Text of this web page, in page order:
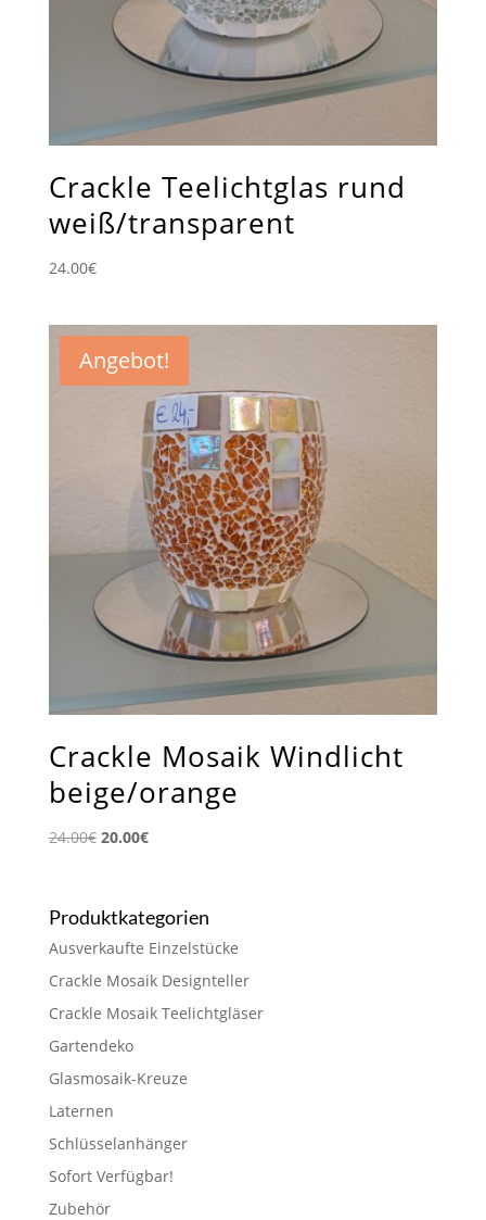
Crackle Teelichtglas rund
weiß/transparent
24.00€
Angebot!
Crackle Mosaik Windlicht
beige/orange
24.00€ Ursprünglicher
24.00€
20.00€Aktueller
20.00€.
Produktkategorien
Ausverkaufte Einzelstücke
Crackle Mosaik Designteller
Crackle Mosaik Teelichtgläser
Gartendeko
Glasmosaik-Kreuze
Laternen
Schlüsselanhänger
Sofort Verfügbar!
Zubehör